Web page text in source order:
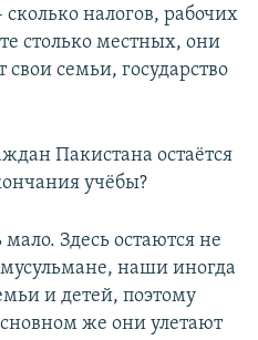
налогов, рабочих
столько местных, они
семьи, государство
Пакистана остаётся
учёбы?
Здесь остаются не
наши иногда
и детей, поэтому
же они улетают